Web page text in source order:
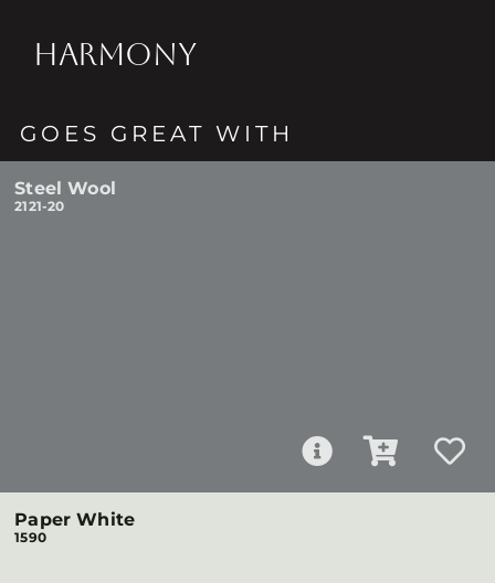
HARMONY
GOES GREAT WITH
Steel Wool
2121-20
Paper White
1590